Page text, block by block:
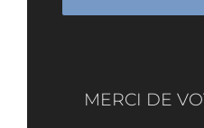
MERCI DE